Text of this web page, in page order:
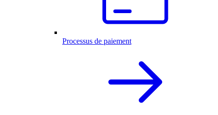
Processus de paiement